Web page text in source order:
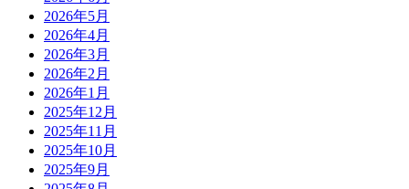
2026年5月
2026年4月
2026年3月
2026年2月
2026年1月
2025年12月
2025年11月
2025年10月
2025年9月